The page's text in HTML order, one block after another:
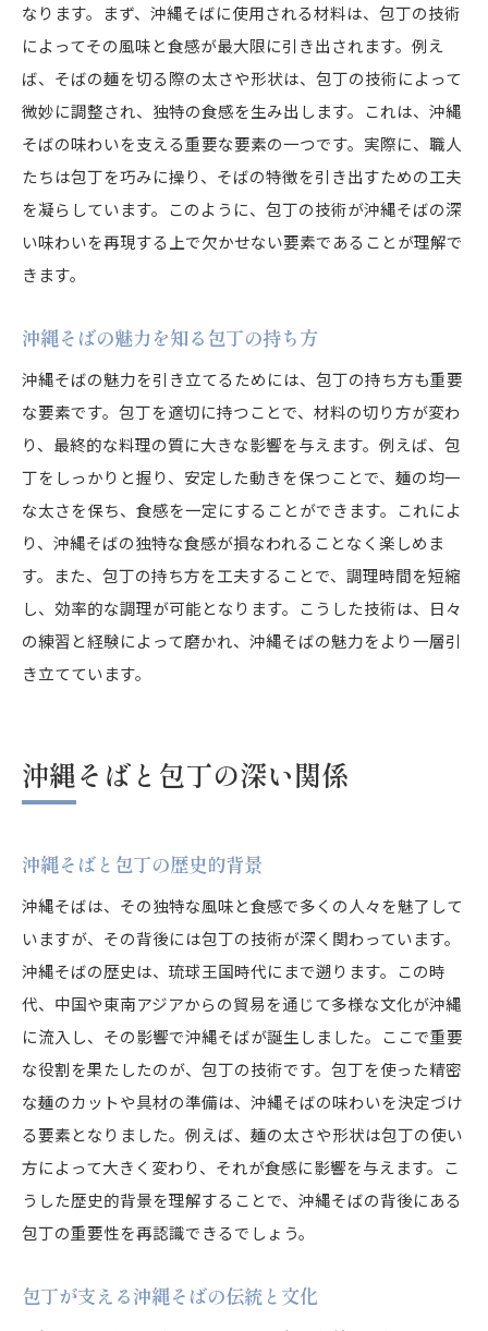
なります。まず、沖縄そばに使用される材料は、包丁の技術
によってその風味と食感が最大限に引き出されます。例え
ば、そばの麺を切る際の太さや形状は、包丁の技術によって
微妙に調整され、独特の食感を生み出します。これは、沖縄
そばの味わいを支える重要な要素の一つです。実際に、職人
たちは包丁を巧みに操り、そばの特徴を引き出すための工夫
を凝らしています。このように、包丁の技術が沖縄そばの深
い味わいを再現する上で欠かせない要素であることが理解で
きます。
沖縄そばの魅力を知る包丁の持ち方
沖縄そばの魅力を引き立てるためには、包丁の持ち方も重要
な要素です。包丁を適切に持つことで、材料の切り方が変わ
り、最終的な料理の質に大きな影響を与えます。例えば、包
丁をしっかりと握り、安定した動きを保つことで、麺の均一
な太さを保ち、食感を一定にすることができます。これによ
り、沖縄そばの独特な食感が損なわれることなく楽しめま
す。また、包丁の持ち方を工夫することで、調理時間を短縮
し、効率的な調理が可能となります。こうした技術は、日々
の練習と経験によって磨かれ、沖縄そばの魅力をより一層引
き立てています。
沖縄そばと包丁の深い関係
沖縄そばと包丁の歴史的背景
沖縄そばは、その独特な風味と食感で多くの人々を魅了して
いますが、その背後には包丁の技術が深く関わっています。
沖縄そばの歴史は、琉球王国時代にまで遡ります。この時
代、中国や東南アジアからの貿易を通じて多様な文化が沖縄
に流入し、その影響で沖縄そばが誕生しました。ここで重要
な役割を果たしたのが、包丁の技術です。包丁を使った精密
な麺のカットや具材の準備は、沖縄そばの味わいを決定づけ
る要素となりました。例えば、麺の太さや形状は包丁の使い
方によって大きく変わり、それが食感に影響を与えます。こ
うした歴史的背景を理解することで、沖縄そばの背後にある
包丁の重要性を再認識できるでしょう。
包丁が支える沖縄そばの伝統と文化